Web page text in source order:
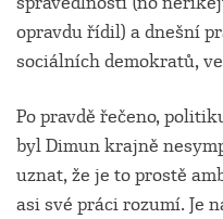
opravdu řídil) a dnešní
sociálních demokratů,
Po pravdě řečeno,
byl Dimun krajně
uznat, že je to prostě
asi své práci rozumí. Je